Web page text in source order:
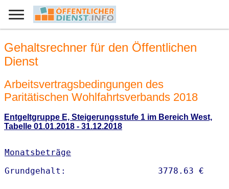
Gehaltsrechner für den Öffentlichen
Dienst
Arbeitsvertragsbedingungen des
Paritätischen Wohlfahrtsverbands 2018
Entgeltgruppe E, Steigerungsstufe 1 im Bereich West,
Tabelle 01.01.2018 - 31.12.2018
Monatsbeträge